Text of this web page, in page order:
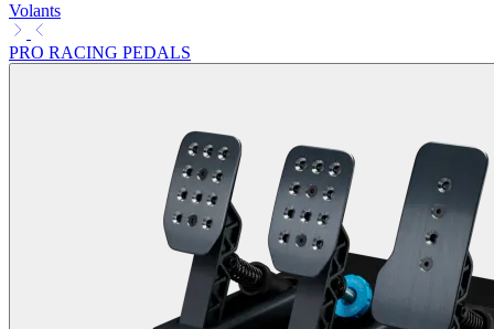
Volants
PRO RACING PEDALS